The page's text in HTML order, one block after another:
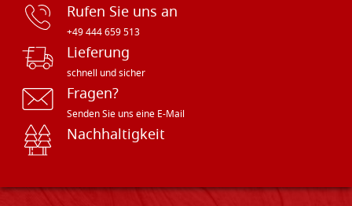
Rufen Sie uns an
+49 444 659 513
Lieferung
schnell und sicher
Fragen?
Senden Sie uns eine E-Mail
Nachhaltigkeit